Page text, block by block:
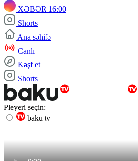
XƏBƏR 16:00
Shorts
Ana səhifə
Canlı
Kəşf et
Shorts
Pleyeri seçin:
baku tv